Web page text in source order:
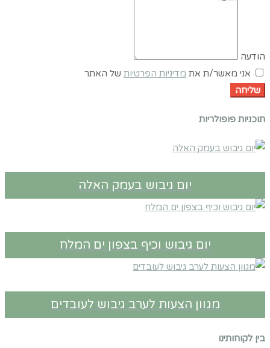
הודעה
אני מאשר/ת את מדיניות הפרטיות של האתר
שליחה
תוכניות פופולריות
יום גיבוש בעמק האלה
יום גיבוש וכיף בצפון ים המלח
מגוון הצעות לערב גיבוש לעובדים
בין לקוחותינו